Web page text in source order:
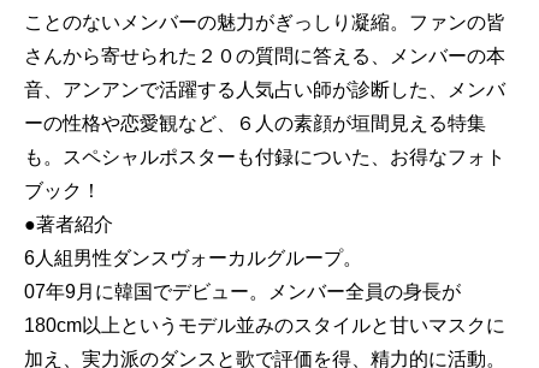
ことのないメンバーの魅力がぎっしり凝縮。ファンの皆
さんから寄せられた２０の質問に答える、メンバーの本
音、アンアンで活躍する人気占い師が診断した、メンバ
ーの性格や恋愛観など、６人の素顔が垣間見える特集
も。スペシャルポスターも付録についた、お得なフォト
ブック！
●著者紹介
6人組男性ダンスヴォーカルグループ。
07年9月に韓国でデビュー。メンバー全員の身長が
180cm以上というモデル並みのスタイルと甘いマスクに
加え、実力派のダンスと歌で評価を得、精力的に活動。